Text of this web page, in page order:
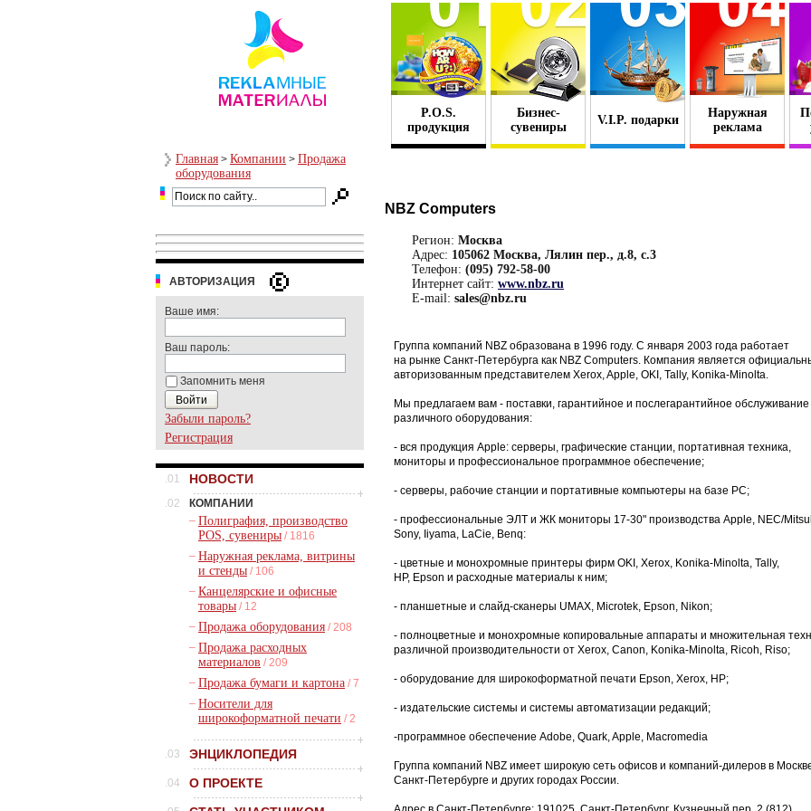
P.O.S.
продукция
Бизнес-
сувениры
V.I.P. подарки
Наружная
реклама
Главная > Компании > Продажа
оборудования
АВТОРИЗАЦИЯ
Ваше имя:
Ваш пароль:
Запомнить меня
Забыли пароль?
Регистрация
.01 НОВОСТИ
.02
КОМПАНИИ
– Полиграфия, производство
POS, сувениры / 1816
– Наружная реклама, витрины
и стенды / 106
– Канцелярские и офисные
товары / 12
– Продажа оборудования / 208
– Продажа расходных
материалов / 209
– Продажа бумаги и картона / 7
– Носители для
широкоформатной печати / 2
.03 ЭНЦИКЛОПЕДИЯ
.04 О ПРОЕКТЕ
NBZ Computers
Регион: Москва
Адрес: 105062 Москва, Лялин пер., д.8, с.3
Телефон: (095) 792-58-00
Интернет сайт: www.nbz.ru
E-mail: sales@nbz.ru
Группа компаний NBZ образована в 1996 году. С января 2003 года работает
на рынке Санкт-Петербурга как NBZ Computers. Компания является
авторизованным представителем Xerox, Apple, OKI, Tally, Konika-Minolta.
Мы предлагаем вам - поставки, гарантийное и послегарантийное обслуживание
различного оборудования:
- вся продукция Apple: серверы, графические станции, портативная техника,
мониторы и профессиональное программное обеспечение;
- серверы, рабочие станции и портативные компьютеры на базе PC;
- профессиональные ЭЛТ и ЖК мониторы 17-30" производства Apple, NEC/
Sony, Iiyama, LaCie, Benq:
- цветные и монохромные принтеры фирм OKI, Xerox, Konika-Minolta, Tally,
HP, Epson и расходные материалы к ним;
- планшетные и слайд-сканеры UMAX, Microtek, Epson, Nikon;
- полноцветные и монохромные копировальные аппараты и множительная
различной производительности от Xerox, Canon, Konika-Minolta, Ricoh, Riso;
- оборудование для широкоформатной печати Epson, Xerox, HP;
- издательские системы и системы автоматизации редакций;
-программное обеспечение Adobe, Quark, Apple, Macromedia
Группа компаний NBZ имеет широкую сеть офисов и компаний-дилеров в
Санкт-Петербурге и других городах России.